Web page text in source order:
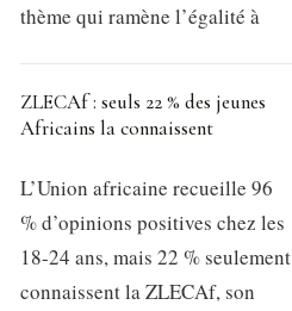
thème qui ramène l’égalité à
ZLECAf : seuls 22 % des jeunes
Africains la connaissent
L’Union africaine recueille 96
% d’opinions positives chez les
18-24 ans, mais 22 % seulement
connaissent la ZLECAf, son